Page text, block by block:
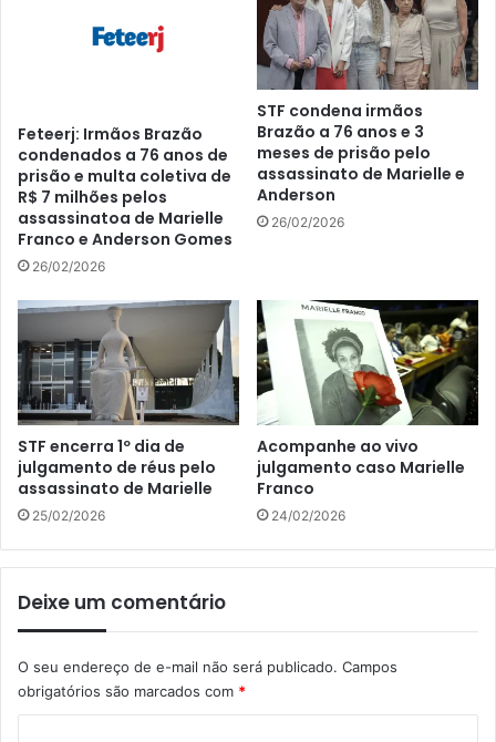
Feteerj: Irmãos Brazão
condenados a 76 anos de
prisão e multa coletiva de
R$ 7 milhões pelos
assassinatoa de Marielle
Franco e Anderson Gomes
26/02/2026
STF condena irmãos
Brazão a 76 anos e 3
meses de prisão pelo
assassinato de Marielle e
Anderson
26/02/2026
STF encerra 1º dia de
julgamento de réus pelo
assassinato de Marielle
25/02/2026
Acompanhe ao vivo
julgamento caso Marielle
Franco
24/02/2026
Deixe um comentário
O seu endereço de e-mail não será publicado. Campos
obrigatórios são marcados com *